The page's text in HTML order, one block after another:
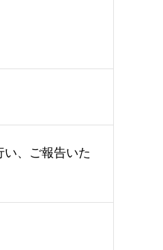
、ご報告いた